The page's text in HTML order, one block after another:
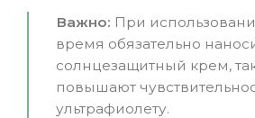
Важно: При
время обязательно
солнцезащитный крем,
повышают
ультрафиолету.